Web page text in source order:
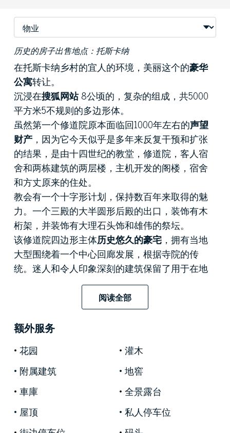
历史的房子出售地点：托斯卡纳
在托斯卡纳乡村的宜人的环境，美丽这个的豪华
公寓转让。
沉浸在搜狐网站8公顷的，复杂的组成，共5000
平方米5不规则的多边形体。
虽然第一个修道院原本面临回1000年左右的声望
财产 ，因为它今天似乎是多年来反复干预和扩张
的结果，是由十四世纪的教堂，修道院，客人宿
舍和两栋建筑的两层楼，主机开发的阁楼，宿舍
和方丈原来的住处。
教会有一个十字形计划，保持数百年来取得的魅
力。 一个三殿的大半圆形后殿的出口，装饰有木
桁架，并装饰有大理石头饰和雄伟的祭坛。
该修道院四边形主体历史悠久的豪宅 ，拥有当地
大型围绕着一个中心回廊发展，根据寺院的传
统。 迷人和令人印象深刻的建筑保留了用于在地
面层，在第一个房间睡觉的地方，白天的活动空
在特征是重要的葡萄酒和烹饪传统的区域，在
负盛名的密封
心的豪华度假胜地，ridati环境，以新的光彩举办
优雅的活动和嘉宾。
阅读全部
额外服务
花园
灌木
附属建筑
地窖
車庫
全景露台
屋顶
私人停车位